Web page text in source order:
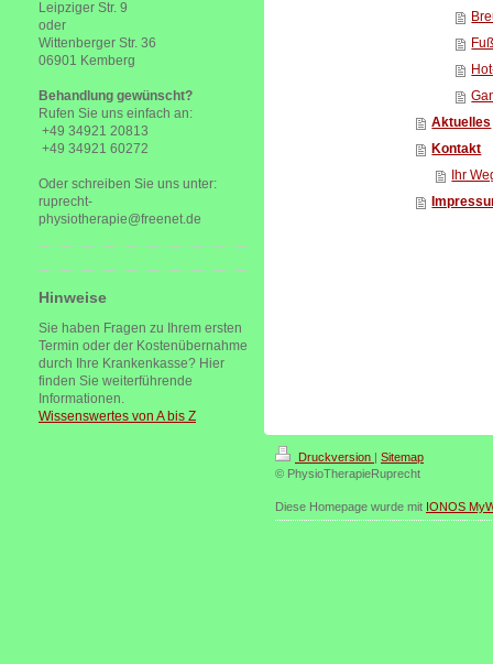
Aktuelles
Kontakt
Ihr
Leipziger Str. 9
oder
Wittenberger Str. 36
06901 Kemberg
Behandlung gewünscht?
Rufen Sie uns einfach an:
+49 34921 20813
+49 34921 60272
Oder schreiben Sie uns unter:
ruprecht-
physiotherapie@freenet.de
Hinweise
Sie haben Fragen zu Ihrem ersten
Termin oder der Kostenübernahme
durch Ihre Krankenkasse? Hier
finden Sie weiterführende
Informationen.
Wissenswertes von A bis Z
Druckversion | Sitemap
© PhysioTherapieRuprecht
Diese Homepage wurde mit IONOS